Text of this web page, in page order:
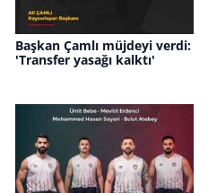
Başkan Çamlı müjdeyi verdi:
'Transfer yasağı kalktı'